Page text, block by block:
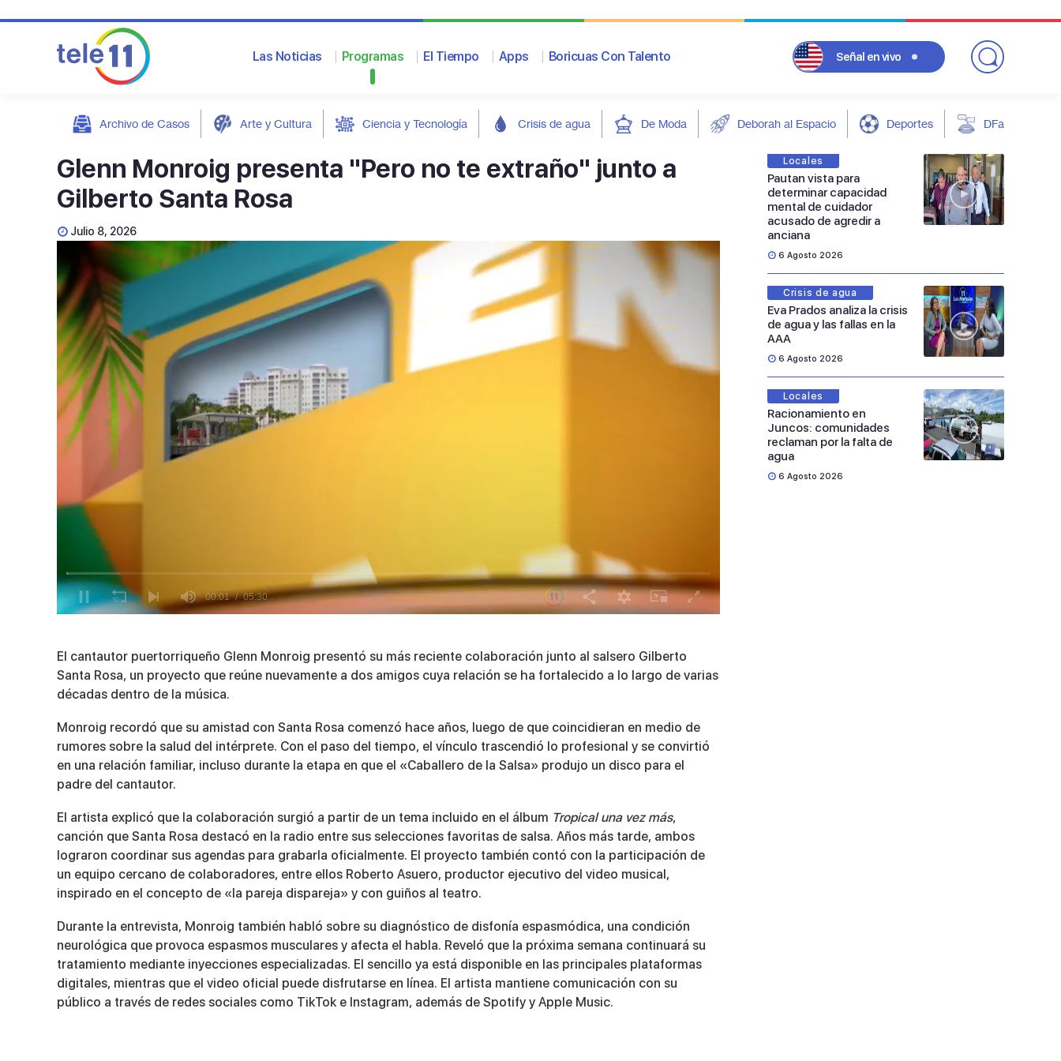
Las Noticias Programas El Tiempo Apps Boricuas Con Talento Señal en vivo
Archivo de Casos Arte y Cultura Ciencia y Tecnología Crisis de agua De Moda Deborah al Espacio Deportes DFarándula
Glenn Monroig presenta "Pero no te extraño" junto a
Gilberto Santa Rosa
Julio 8, 2026
minutes,
30
secondsVolume
90%
El cantautor puertorriqueño Glenn Monroig presentó su más reciente colaboración junto al salsero Gilberto
Santa Rosa, un proyecto que reúne nuevamente a dos amigos cuya relación se ha fortalecido a lo largo de varias
décadas dentro de la música.
Monroig recordó que su amistad con Santa Rosa comenzó hace años, luego de que coincidieran en medio de
rumores sobre la salud del intérprete. Con el paso del tiempo, el vínculo trascendió lo profesional y se convirtió
en una relación familiar, incluso durante la etapa en que el «Caballero de la Salsa» produjo un disco para el
padre del cantautor.
El artista explicó que la colaboración surgió a partir de un tema incluido en el álbum Tropical una vez más,
canción que Santa Rosa destacó en la radio entre sus selecciones favoritas de salsa. Años más tarde, ambos
lograron coordinar sus agendas para grabarla oficialmente. El proyecto también contó con la participación de
un equipo cercano de colaboradores, entre ellos Roberto Asuero, productor ejecutivo del video musical,
inspirado en el concepto de «la pareja dispareja» y con guiños al teatro.
Durante la entrevista, Monroig también habló sobre su diagnóstico de disfonía espasmódica, una condición
neurológica que provoca espasmos musculares y afecta el habla. Reveló que la próxima semana continuará su
tratamiento mediante inyecciones especializadas. El sencillo ya está disponible en las principales plataformas
digitales, mientras que el video oficial puede disfrutarse en línea. El artista mantiene comunicación con su
público a través de redes sociales como TikTok e Instagram, además de Spotify y Apple Music.
Locales
Pautan vista para
determinar capacidad
mental de cuidador
acusado de agredir a
anciana
6 Agosto 2026
Crisis de agua
Eva Prados analiza la crisis
de agua y las fallas en la
AAA
6 Agosto 2026
Locales
Racionamiento en
Juncos: comunidades
reclaman por la falta de
agua
6 Agosto 2026